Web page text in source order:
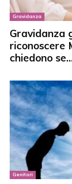
Gravidanza
Gravidanza
riconoscere
chiedono
Genitori